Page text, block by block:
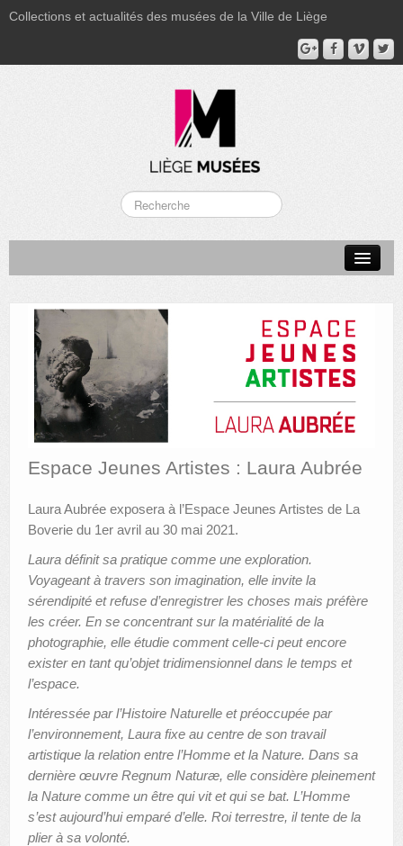
Collections et actualités des musées de la Ville de Liège
MUSÉE GRÉTRY
MUSÉE DU LUMINAIRE
FONDS PATRIMONIAUX
AUTRES LIEUX
ANIMATIONS DES MUSÉES
PUBLICATIONS
LE PORTAIL DES COLLECTIONS
Espace Jeunes Artistes : Laura Aubrée
Laura Aubrée exposera à l’Espace Jeunes Artistes de La
Boverie du 1er avril au 30 mai 2021.
Laura définit sa pratique comme une exploration.
Voyageant à travers son imagination, elle invite la
sérendipité et refuse d’enregistrer les choses mais préfère
les créer. En se concentrant sur la matérialité de la
photographie, elle étudie comment celle-ci peut encore
exister en tant qu’objet tridimensionnel dans le temps et
l’espace.
Intéressée par l’Histoire Naturelle et préoccupée par
l’environnement, Laura fixe au centre de son travail
artistique la relation entre l’Homme et la Nature. Dans sa
dernière œuvre Regnum Naturæ, elle considère pleinement
la Nature comme un être qui vit et qui se bat. L’Homme
s’est aujourd’hui emparé d’elle. Roi terrestre, il tente de la
plier à sa volonté.